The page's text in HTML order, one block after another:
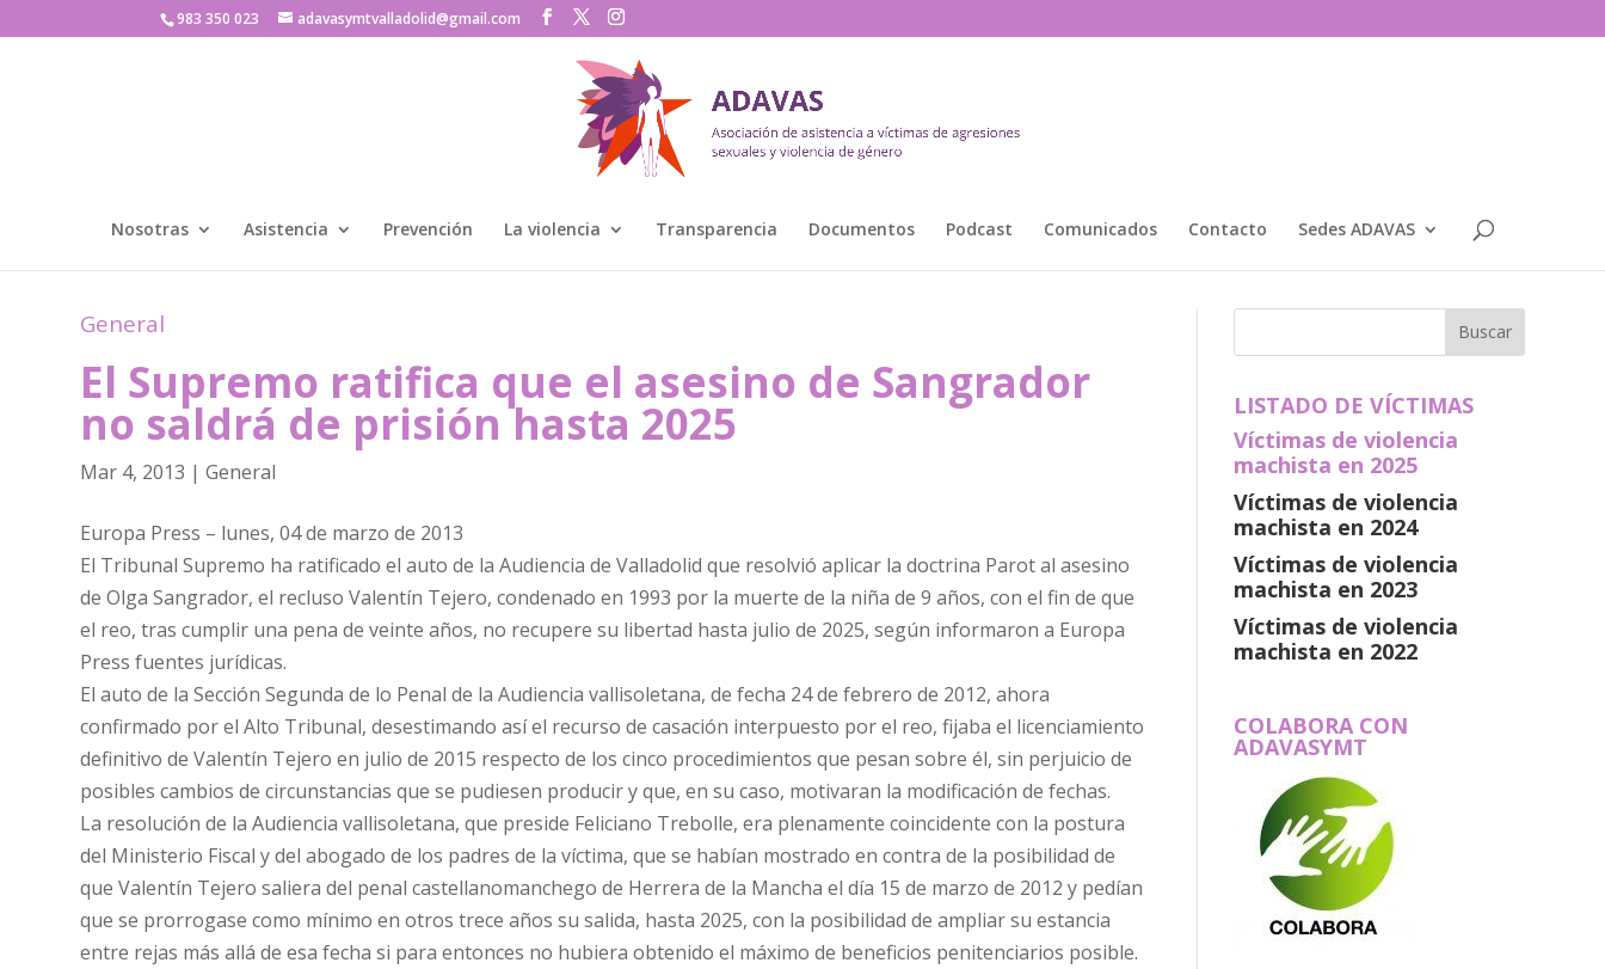
983 350 023 adavasymtvalladolid@gmail.com
Nosotras Asistencia Prevención La violencia Transparencia Documentos Podcast Comunicados Contacto Sedes ADAVAS
General
El Supremo ratifica que el asesino de Sangrador
no saldrá de prisión hasta 2025
Mar 4, 2013 |General
Europa Press – lunes, 04 de marzo de 2013
El Tribunal Supremo ha ratificado el auto de la Audiencia de Valladolid que resolvió aplicar la doctrina Parot al asesino
de Olga Sangrador, el recluso Valentín Tejero, condenado en 1993 por la muerte de la niña de 9 años, con el fin de que
el reo, tras cumplir una pena de veinte años, no recupere su libertad hasta julio de 2025, según informaron a Europa
Press fuentes jurídicas.
El auto de la Sección Segunda de lo Penal de la Audiencia vallisoletana, de fecha 24 de febrero de 2012, ahora
confirmado por el Alto Tribunal, desestimando así el recurso de casación interpuesto por el reo, fijaba el licenciamiento
definitivo de Valentín Tejero en julio de 2015 respecto de los cinco procedimientos que pesan sobre él, sin perjuicio de
posibles cambios de circunstancias que se pudiesen producir y que, en su caso, motivaran la modificación de fechas.
La resolución de la Audiencia vallisoletana, que preside Feliciano Trebolle, era plenamente coincidente con la postura
del Ministerio Fiscal y del abogado de los padres de la víctima, que se habían mostrado en contra de la posibilidad de
que Valentín Tejero saliera del penal castellanomanchego de Herrera de la Mancha el día 15 de marzo de 2012 y pedían
que se prorrogase como mínimo en otros trece años su salida, hasta 2025, con la posibilidad de ampliar su estancia
entre rejas más allá de esa fecha si para entonces no hubiera obtenido el máximo de beneficios penitenciarios posible.
LISTADO DE VÍCTIMAS
Víctimas de violencia
machista en 2025
Víctimas de violencia
machista en 2024
Víctimas de violencia
machista en 2023
Víctimas de violencia
machista en 2022
COLABORA CON
ADAVASYMT